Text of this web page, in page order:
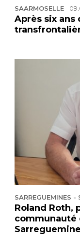
SAARMOSELLE-
Après six ans
SARREGUEMINES -
Roland Roth,
communauté